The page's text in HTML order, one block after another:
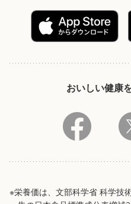
おいしい健康
※栄養価は、文部科学省 科学技